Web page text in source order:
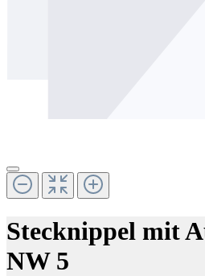
Stecknippel mit
NW 5